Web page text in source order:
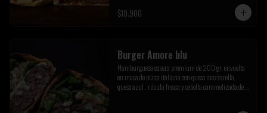
$10.900
Burger Amore blu
Hamburguesa casera premium de 200 gr, envuelta
en masa de pizza italiana con queso mozzarella,
queso azul , rúcula fresca y cebolla caramelizada de la